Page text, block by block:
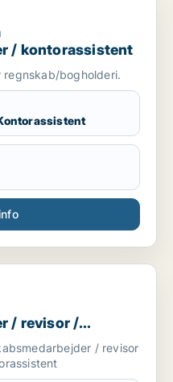
/
/ kontorassistent
regnskab/bogholderi.
/ revisor /
/ revisor /
/ revisor